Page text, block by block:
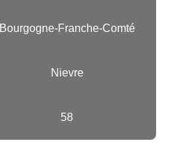
Bourgogne-Franche-Comté
Nievre
58